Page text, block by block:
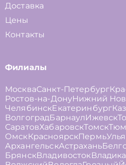
Доставка
Цены
Контакты
Филиалы
МоскваСанкт-Петербург
Ростов-на-ДонуНижний
ЧелябинскЕкатеринбург
ВолгоградБарнаулИжевск
СаратовХабаровскТомск
ОмскКрасноярскПермь
АрхангельскАстрахань
БрянскВладивосток